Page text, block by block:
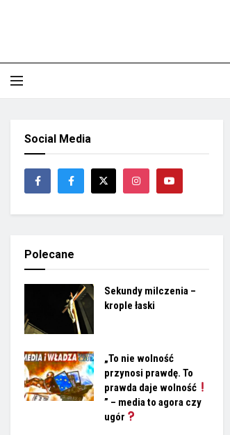
Social Media
Polecane
Sekundy milczenia –
krople łaski
„To nie wolność
przynosi prawdę. To
prawda daje wolność
” – media to agora czy
ugór